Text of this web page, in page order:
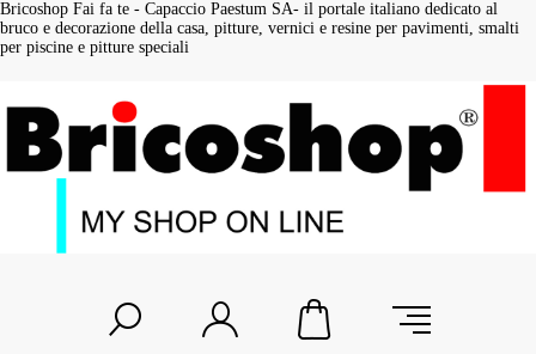
Bricoshop Fai fa te - Capaccio Paestum SA- il portale italiano dedicato al
bruco e decorazione della casa, pitture, vernici e resine per pavimenti, smalti
per piscine e pitture speciali